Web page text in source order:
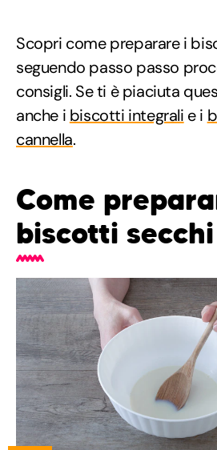
Scopri come preparare i
seguendo passo passo
consigli. Se ti è piaciuta
anche i biscotti integrali e i
cannella.
Come
biscotti secchi